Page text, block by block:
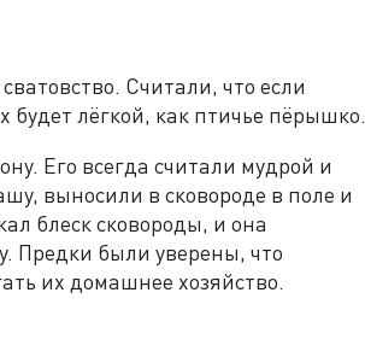
Считали, что если
лёгкой, как птичье пёрышко.
Его всегда считали мудрой и
выносили в сковороде в поле и
блеск сковороды, и она
Предки были уверены, что
их домашнее хозяйство.